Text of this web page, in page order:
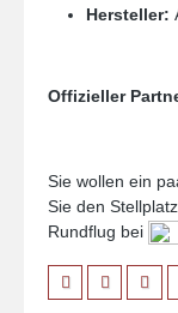
Hersteller:
Offizieller
Sie wollen ein
Sie den
Rundflug bei